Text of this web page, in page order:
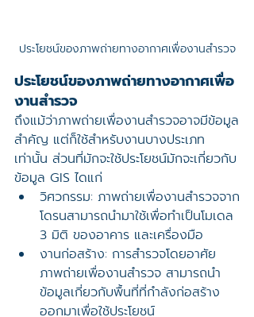
ประโยชน์ของภาพถ่ายทางอากาศเพื่องานสำรวจ
ประโยชน์ของภาพถ่ายทางอากาศเพื่อ
งานสำรวจ
ถึงแม้ว่าภาพถ่ายเพื่องานสำรวจอาจมีข้อมูล
สำคัญ แต่ก็ใช้สำหรับงานบางประเภท
เท่านั้น ส่วนที่มักจะใช้ประโยชน์มักจะเกี่ยวกับ
ข้อมูล GIS ไดแก่
วิศวกรรม: ภาพถ่ายเพื่องานสำรวจจาก
โดรนสามารถนำมาใช้เพื่อทำเป็นโมเดล
3 มิติ ของอาคาร และเครื่องมือ
งานก่อสร้าง: การสำรวจโดยอาศัย
ภาพถ่ายเพื่องานสำรวจ สามารถนำ
ข้อมูลเกี่ยวกับพื้นที่ที่กำลังก่อสร้าง
ออกมาเพื่อใช้ประโยชน์